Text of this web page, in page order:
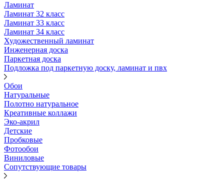
Ламинат
Ламинат 32 класс
Ламинат 33 класс
Ламинат 34 класс
Художественный ламинат
Инженерная доска
Паркетная доска
Подложка под паркетную доску, ламинат и пвх
Обои
Натуральные
Полотно натуральное
Креативные коллажи
Эко-акрил
Детские
Пробковые
Фотообои
Виниловые
Сопутствующие товары